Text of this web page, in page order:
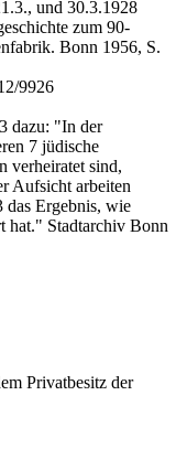
und 30.3.1928
zum 90-
Bonn 1956, S.
9926
dazu: "In der
7 jüdische
verheiratet sind,
Aufsicht arbeiten
das Ergebnis, wie
hat." Stadtarchiv Bonn
Privatbesitz der